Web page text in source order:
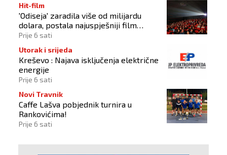
Hit-film
'Odiseja' zaradila više od milijardu
dolara, postala najuspješniji film
Christophera Nolana
Prije 6 sati
Utorak i srijeda
Kreševo : Najava isključenja električne
energije
Prije 6 sati
Novi Travnik
Caffe Lašva pobjednik turnira u
Rankovićima!
Prije 6 sati